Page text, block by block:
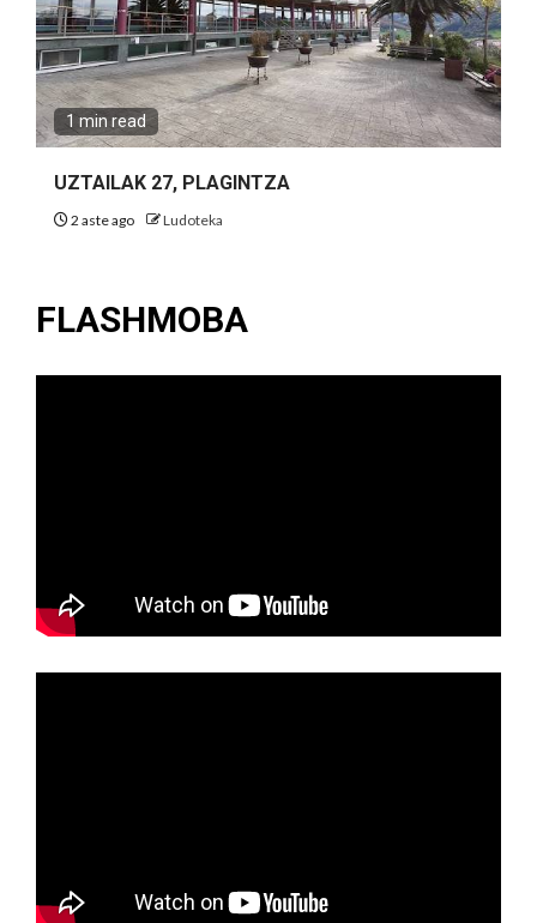
1 min read
UZTAILAK 27, PLAGINTZA
2 aste ago Ludoteka
FLASHMOBA